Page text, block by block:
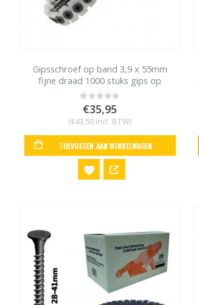
Gipsschroef op band 3,9 x 55mm
fijne draad 1000 stuks gips op
metalstud
0out of 5
€35,95
(€43,50incl. BTW)
TOEVOEGEN AAN WINKELWAGEN